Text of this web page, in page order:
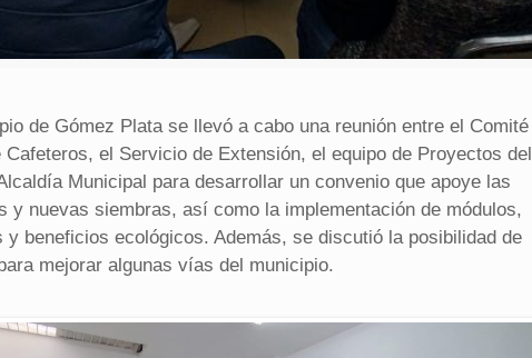
de Gómez Plata se llevó a cabo una reunión entre el Comité
Cafeteros, el Servicio de Extensión, el equipo de Proyectos del
Municipal para desarrollar un convenio que apoye las
y nuevas siembras, así como la implementación de módulos,
y beneficios ecológicos. Además, se discutió la posibilidad de
mejorar algunas vías del municipio.